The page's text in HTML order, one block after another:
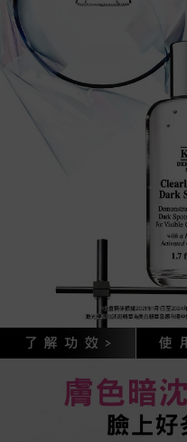
*此宣稱係根據2021年1月1日至2024
激光極淨白淡斑精華為美白精華類市場中
膚色暗沈
臉上好